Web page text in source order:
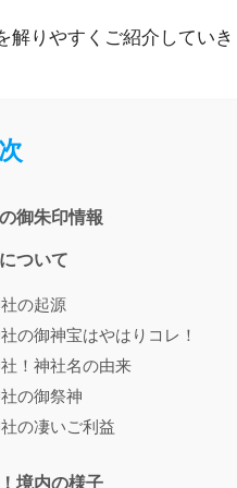
解りやすくご紹介してい
御朱印情報
ついて
の起源
の御神宝はやはりコレ！
！神社名の由来
の御祭神
の凄いご利益
境内の様子